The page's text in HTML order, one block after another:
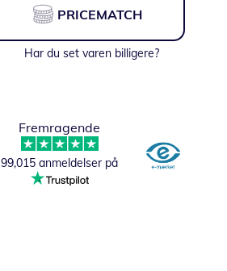
PRICEMATCH
Har du set varen billigere?
Fremragende
99,015 anmeldelser på